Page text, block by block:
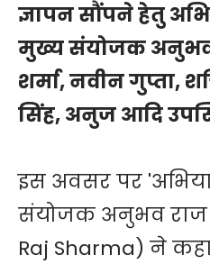
ज्ञापन सौंपने हेतु
मुख्य संयोजक अनुभव
शर्मा, नवीन गुप्ता,
सिंह, अनुज आदि
इस अवसर पर
संयोजक अनुभव राज
Raj Sharma) ने